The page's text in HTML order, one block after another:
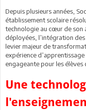
Depuis plusieurs années,
établissement scolaire
technologie au cœur de son
déployées, l’intégration
levier majeur de
expérience
engageante pour les élèves
Une